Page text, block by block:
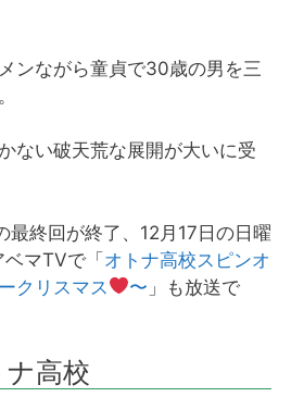
ンながら童貞で30歳の男を三
ない破天荒な展開が大いに受
最終回が終了、12月17日の日曜
マTVで「オトナ高校スピンオ
クリスマス
〜 」も放送で
ナ高校